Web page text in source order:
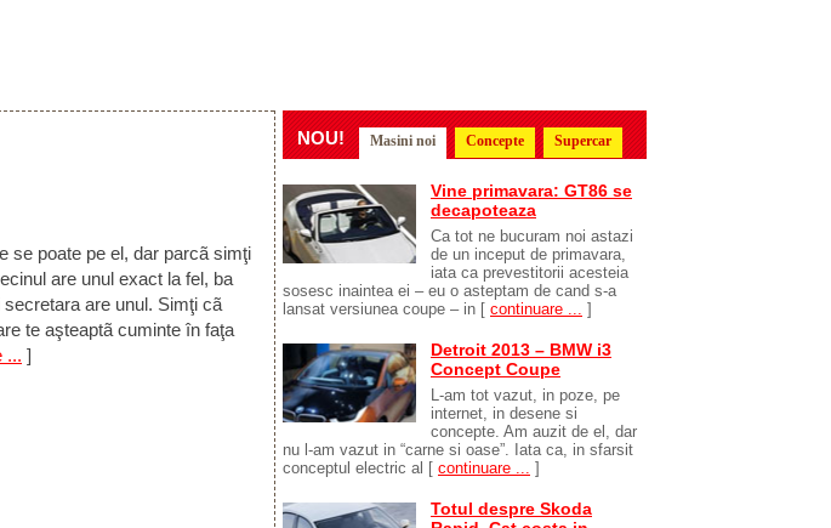
se poate pe el, dar parcã simţi
are unul exact la fel, ba
are unul. Simţi cã
te aşteaptã cuminte în faţa
... ]
NOU! Masini noi Concepte Supercar
Vine primavara: GT86 se
decapoteaza
Ca tot ne bucuram noi astazi
de un inceput de primavara,
iata ca prevestitorii acesteia
sosesc inaintea ei – eu o asteptam de cand s-a
lansat versiunea coupe – in [ continuare ... ]
Detroit 2013 – BMW i3
Concept Coupe
L-am tot vazut, in poze, pe
internet, in desene si
concepte. Am auzit de el, dar
nu l-am vazut in “carne si oase”. Iata ca, in sfarsit
conceptul electric al [ continuare ... ]
Totul despre Skoda